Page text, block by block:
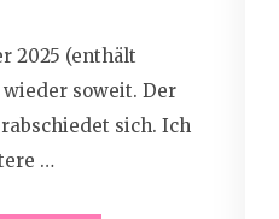
2025 (enthält
soweit. Der
sich. Ich
…